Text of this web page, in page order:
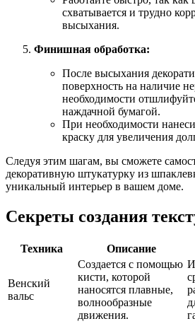
схватывается и трудно
высыхания.
Финишная обработка:
После высыхания
поверхность на наличие
необходимости
наждачной бумагой.
При необходимости
краску для увеличения
Следуя этим шагам, вы сможете
декоративную штукатурку из
уникальный интерьер в вашем доме.
Секреты создания
Техника Описание
Венский
вальс
Создается с помощью
кисти, которой
наносятся плавные,
волнообразные
движения.